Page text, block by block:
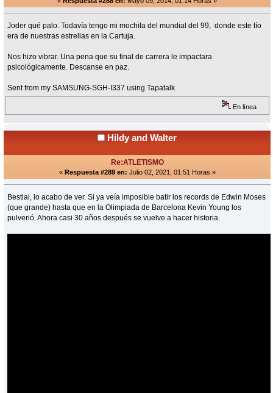
Joder qué palo. Todavía tengo mi mochila del mundial del 99, donde este tío
era de nuestras estrellas en la Cartuja.
Nos hizo vibrar. Una pena que su final de carrera le impactara
psicológicamente. Descanse en paz.
Sent from my SAMSUNG-SGH-I337 using Tapatalk
En línea
Hildy and Walter
Re:ATLETISMO
« Respuesta #289 en: Julio 02, 2021, 01:51 Horas »
Bestial, lo acabo de ver. Si ya veía imposible batir los records de Edwin Moses
(que grande) hasta que en la Olimpiada de Barcelona Kevin Young los
pulverió. Ahora casi 30 años después se vuelve a hacer historia.